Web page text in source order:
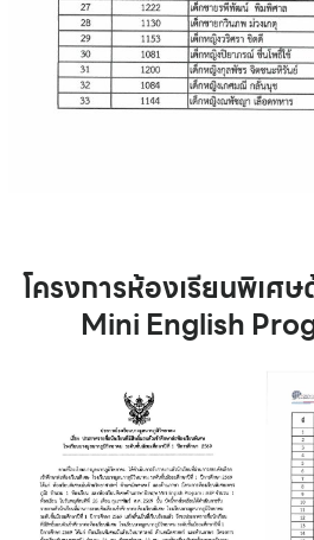
โครงการห้องเรียนพิเศ
Mini English